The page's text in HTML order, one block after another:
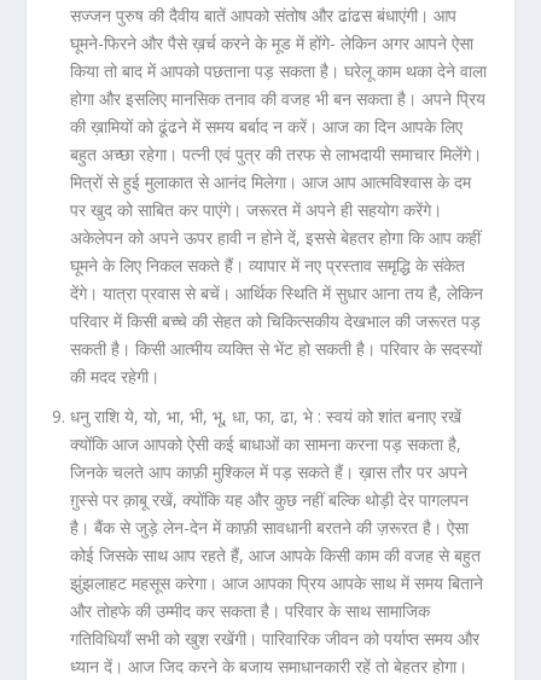
सज्जन पुरुष की दैवीय बातें आपको संतोष और ढांढस बंधाएंगी। आप
घूमने-फिरने और पैसे ख़र्च करने के मूड में होंगे- लेकिन अगर आपने ऐसा
किया तो बाद में आपको पछताना पड़ सकता है। घरेलू काम थका देने वाला
होगा और इसलिए मानसिक तनाव की वजह भी बन सकता है। अपने प्रिय
की ख़ामियों को ढूंढने में समय बर्बाद न करें। आज का दिन आपके लिए
बहुत अच्छा रहेगा। पत्नी एवं पुत्र की तरफ से लाभदायी समाचार मिलेंगे।
मित्रों से हुई मुलाकात से आनंद मिलेगा। आज आप आत्मविश्वास के दम
पर खुद को साबित कर पाएंगे। जरूरत में अपने ही सहयोग करेंगे।
अकेलेपन को अपने ऊपर हावी न होने दें, इससे बेहतर होगा कि आप कहीं
घूमने के लिए निकल सकते हैं। व्यापार में नए प्रस्ताव समृद्धि के संकेत
देंगे। यात्रा प्रवास से बचें। आर्थिक स्थिति में सुधार आना तय है, लेकिन
परिवार में किसी बच्चे की सेहत को चिकित्सकीय देखभाल की जरूरत पड़
सकती है। किसी आत्मीय व्यक्ति से भेंट हो सकती है। परिवार के सदस्यों
की मदद रहेगी।
धनु राशि ये, यो, भा, भी, भू, धा, फा, ढा, भे : स्वयं को शांत बनाए रखें
क्योंकि आज आपको ऐसी कई बाधाओं का सामना करना पड़ सकता है,
जिनके चलते आप काफ़ी मुश्किल में पड़ सकते हैं। ख़ास तौर पर अपने
ग़ुस्से पर क़ाबू रखें, क्योंकि यह और कुछ नहीं बल्कि थोड़ी देर पागलपन
है। बैंक से जुड़े लेन-देन में काफ़ी सावधानी बरतने की ज़रूरत है। ऐसा
कोई जिसके साथ आप रहते हैं, आज आपके किसी काम की वजह से बहुत
झुंझलाहट महसूस करेगा। आज आपका प्रिय आपके साथ में समय बिताने
और तोहफे की उम्मीद कर सकता है। परिवार के साथ सामाजिक
गतिविधियाँ सभी को खुश रखेंगी। पारिवारिक जीवन को पर्याप्त समय और
ध्यान दें। आज जिद करने के बजाय समाधानकारी रहें तो बेहतर होगा।